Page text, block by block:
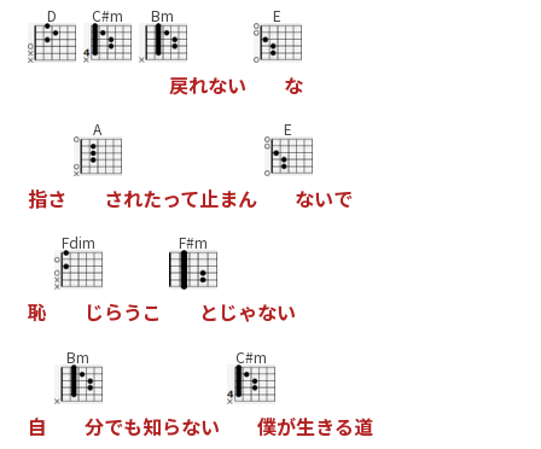
D C#m Bm
戻れない
E
な
指さ
A
されたって止まん
E
ないで
恥
Fdim
じらう こ
F#m
と じゃない
自
Bm
分でも知らない
C#m
僕が生きる道